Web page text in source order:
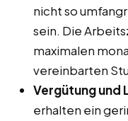
nicht so
sein. Die
maximalen
vereinbarten
Vergütung und
erhalten ein